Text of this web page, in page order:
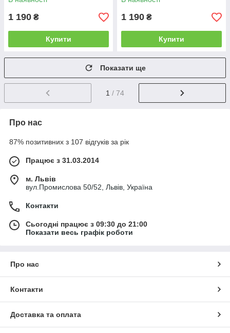
1 190 ₴
Купити
1 190 ₴
Купити
Показати ще
1 / 74
Про нас
87% позитивних з 107 відгуків за рік
Працює з 31.03.2014
м. Львів
вул.Промислова 50/52, Львів, Україна
Контакти
Сьогодні працює з 09:30 до 21:00
Показати весь графік роботи
Про нас
Контакти
Доставка та оплата